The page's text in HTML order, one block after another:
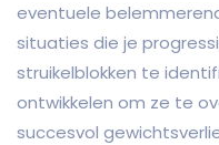
eventuele
situaties die je
struikelblokken te
ontwikkelen om ze te
succesvol